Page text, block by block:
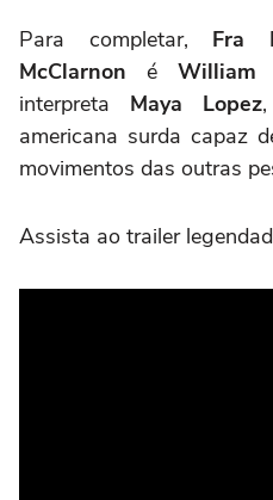
Para completar, Fra
McClarnon é William
interpreta Maya Lopez
americana surda capaz
movimentos das outras
Assista ao trailer